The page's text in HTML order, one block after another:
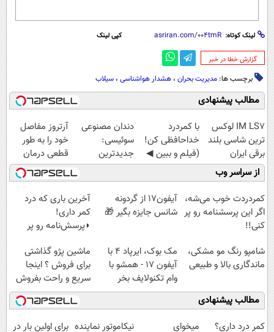
لینک کوتاه: کپی لینک
‌گزارش خطا در خبر
برچسب ها: مدیریت بحران ، هشدار هواشناسی ، سیلاب
مطالب پیشنهادی
IM LS7 لوکس
ترین شاسی بلند
برقی ایران
با کمردرد
خداحافظی کن!
(فیلم و ببین ◀
پرسش‌نامه رو
پرکن)
دندان مصنوعی
سوئیسی:
جدیدترین
فناوری اروپا،
سبک و مقاوم |
پرداخت قسطی
آرتروز مفاصل
خود را به طور
قطعی درمان
کنید!
◗پرسش‌نامه◖
از سراسر وب
کمردردت خوب می‌شه،
اگر این پرسشنامه رو پر
کنی!!
آیفون17 از گردونه
شانس جایزه بگیر 🎁
آخرین باری که درد
کمر داری!
◗پرسش‌نامه رو پر
شامپو رنگ مو مشکی،
ماندگاری بالا و طبیعی
مک بوک، ایرپاد 4 با
آیفون 17 - همشو با
وام تکنولایف بخر
ماشین پژو گذاشتی
برای فروش ؟ اینجا
سریع و راحت بفروش
مطالب پیشنهادی
کمر درد داری؟
میخوای
نیکاموتور نماینده برای اولین بار در